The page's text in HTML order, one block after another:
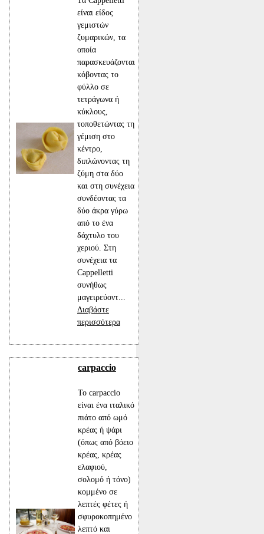
είναι είδος
γεμιστών
ζυμαρικών, τα
οποία
παρασκευάζονται
κόβοντας το
φύλλο σε
τετράγωνα ή
κύκλους,
τοποθετώντας τη
γέμιση στο
κέντρο,
διπλώνοντας τη
ζύμη στα δύο
και στη συνέχεια
συνδέοντας τα
δύο άκρα γύρω
από το ένα
δάχτυλο του
χεριού. Στη
συνέχεια τα
Cappelletti
συνήθως
μαγειρεύοντ...
Διαβάστε
περισσότερα
carpaccio
Το carpaccio
είναι ένα ιταλικό
πιάτο από ωμό
κρέας ή ψάρι
(όπως από βόειο
κρέας, κρέας
ελαφιού,
σολομό ή τόνο)
κομμένο σε
λεπτές φέτες ή
σφυροκοπημένο
λεπτό και